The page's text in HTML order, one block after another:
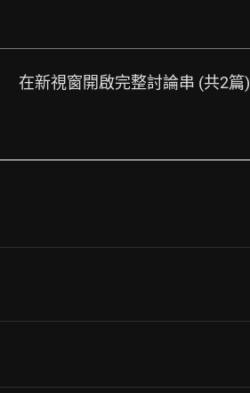
在新視窗開啟完整討論串 (共2篇)